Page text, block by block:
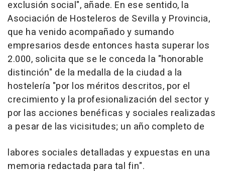
exclusión social", añade. En ese sentido, la
Asociación de Hosteleros de Sevilla y Provincia,
que ha venido acompañado y sumando
empresarios desde entonces hasta superar los
2.000, solicita que se le conceda la "honorable
distinción" de la medalla de la ciudad a la
hostelería "por los méritos descritos, por el
crecimiento y la profesionalización del sector y
por las acciones benéficas y sociales realizadas
a pesar de las vicisitudes; un año completo de
labores sociales detalladas y expuestas en una
memoria redactada para tal fin".